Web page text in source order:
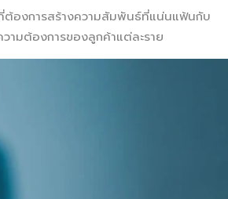
องการสร้างความสัมพันธ์ที่แน่นแฟ้นกับ
ามต้องการของลูกค้าแต่ละราย